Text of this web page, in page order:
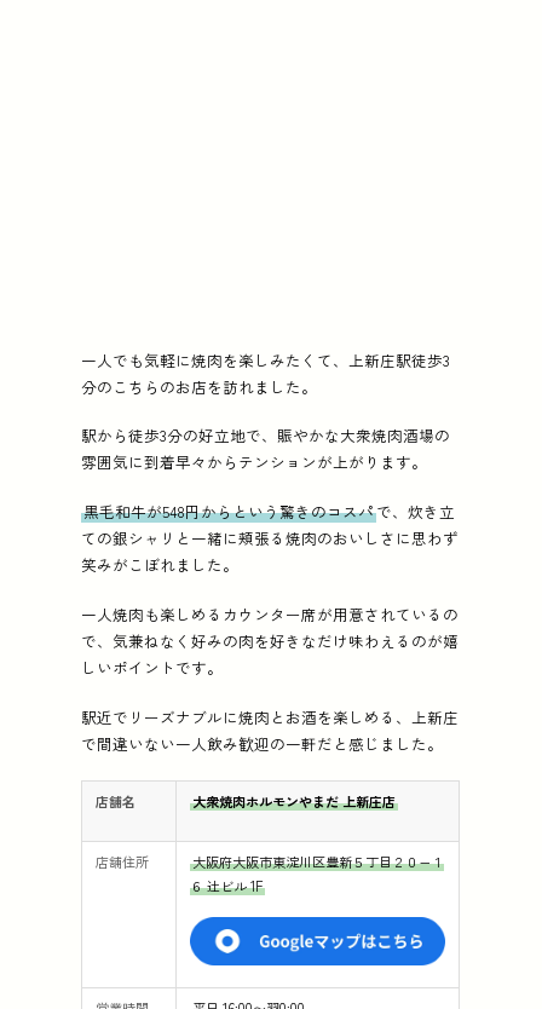
一人でも気軽に焼肉を楽しみたくて、上新庄駅徒歩3
分のこちらのお店を訪れました。
駅から徒歩3分の好立地で、賑やかな大衆焼肉酒場の
雰囲気に到着早々からテンションが上がります。
黒毛和牛が548円からという驚きのコスパで、炊き立
ての銀シャリと一緒に頬張る焼肉のおいしさに思わず
笑みがこぼれました。
一人焼肉も楽しめるカウンター席が用意されているの
で、気兼ねなく好みの肉を好きなだけ味わえるのが嬉
しいポイントです。
駅近でリーズナブルに焼肉とお酒を楽しめる、上新庄
で間違いない一人飲み歓迎の一軒だと感じました。
店舗名 大衆焼肉ホルモンやまだ 上新庄店
店舗住所
大阪府大阪市東淀川区豊新５丁目２０−１
６ 辻ビル 1F